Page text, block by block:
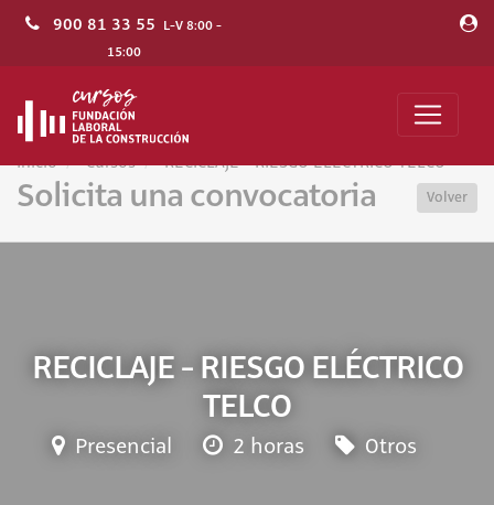
900 81 33 55 L-V 8:00 -
15:00
Inicio Cursos RECICLAJE - RIESGO ELÉCTRICO TELCO
Solicita una convocatoria Volver
RECICLAJE - RIESGO ELÉCTRICO
TELCO
Presencial 2 horas Otros